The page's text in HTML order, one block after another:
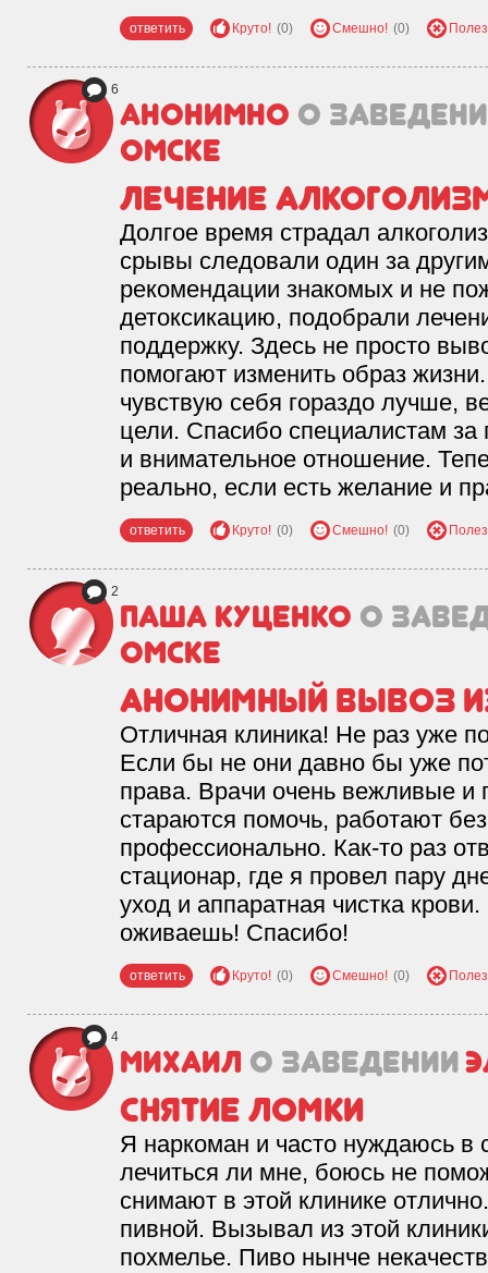
ответить Круто! (0) Смешно! (0)
6
Анонимно о
Омске
Лечение
Долгое время страдал
срывы следовали один за
рекомендации знакомых и не
детоксикацию, подобрали
поддержку. Здесь не просто
помогают изменить образ
чувствую себя гораздо лучше,
цели. Спасибо специалистам
и внимательное отношение.
реально, если есть желание и
ответить Круто! (0) Смешно! (0)
2
Паша Куценко о
Омске
Анонимный вывоз
Отличная клиника! Не раз уже
Если бы не они давно бы уже
права. Врачи очень вежливые
стараются помочь, работают
профессионально. Как-то раз
стационар, где я провел пару
уход и аппаратная чистка
оживаешь! Спасибо!
ответить Круто! (0) Смешно! (0)
4
Михаил о заведении
Снятие ломки
Я наркоман и часто нуждаюсь в
лечиться ли мне, боюсь не
снимают в этой клинике
пивной. Вызывал из этой
похмелье. Пиво нынче